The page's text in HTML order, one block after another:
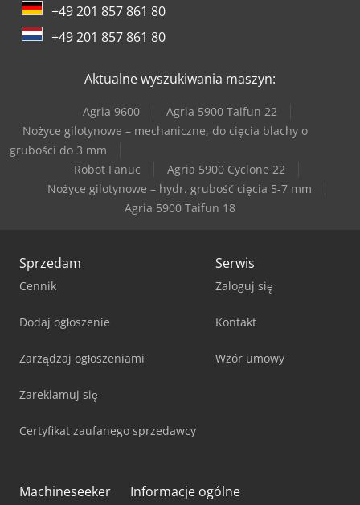
+49 201 857 861 80
+49 201 857 861 80
Aktualne wyszukiwania maszyn:
Agria 9600
Agria 5900 Taifun 22
Nożyce gilotynowe – mechaniczne, do cięcia blachy o
grubości do 3 mm
Robot Fanuc
Agria 5900 Cyclone 22
Nożyce gilotynowe – hydr. grubość cięcia 5-7 mm
Agria 5900 Taifun 18
Sprzedam
Cennik
Dodaj ogłoszenie
Zarządzaj ogłoszeniami
Zareklamuj się
Certyfikat zaufanego sprzedawcy
Serwis
Zaloguj się
Kontakt
Wzór umowy
Machineseeker Informacje ogólne